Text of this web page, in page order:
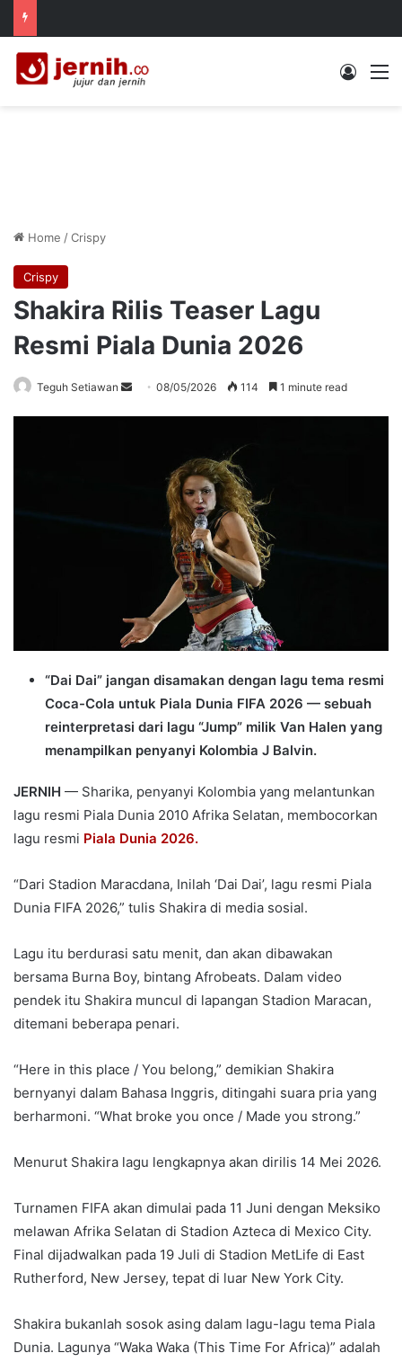
Log In
Home /Crispy
Crispy
Shakira Rilis Teaser Lagu
Resmi Piala Dunia 2026
Teguh Setiawan
Send08/05/2026 114 1 minute read
“Dai Dai” jangan disamakan dengan lagu tema resmi
Coca-Cola untuk Piala Dunia FIFA 2026 — sebuah
reinterpretasi dari lagu “Jump” milik Van Halen yang
menampilkan penyanyi Kolombia J Balvin.
JERNIH — Sharika, penyanyi Kolombia yang melantunkan
lagu resmi Piala Dunia 2010 Afrika Selatan, membocorkan
lagu resmi Piala Dunia 2026.
“Dari Stadion Maracdana, Inilah ‘Dai Dai’, lagu resmi Piala
Dunia FIFA 2026,” tulis Shakira di media sosial.
Lagu itu berdurasi satu menit, dan akan dibawakan
bersama Burna Boy, bintang Afrobeats. Dalam video
pendek itu Shakira muncul di lapangan Stadion Maracan,
ditemani beberapa penari.
“Here in this place / You belong,” demikian Shakira
bernyanyi dalam Bahasa Inggris, ditingahi suara pria yang
berharmoni. “What broke you once / Made you strong.”
Menurut Shakira lagu lengkapnya akan dirilis 14 Mei 2026.
Turnamen FIFA akan dimulai pada 11 Juni dengan Meksiko
melawan Afrika Selatan di Stadion Azteca di Mexico City.
Final dijadwalkan pada 19 Juli di Stadion MetLife di East
Rutherford, New Jersey, tepat di luar New York City.
Shakira bukanlah sosok asing dalam lagu-lagu tema Piala
Dunia. Lagunya “Waka Waka (This Time For Africa)” adalah